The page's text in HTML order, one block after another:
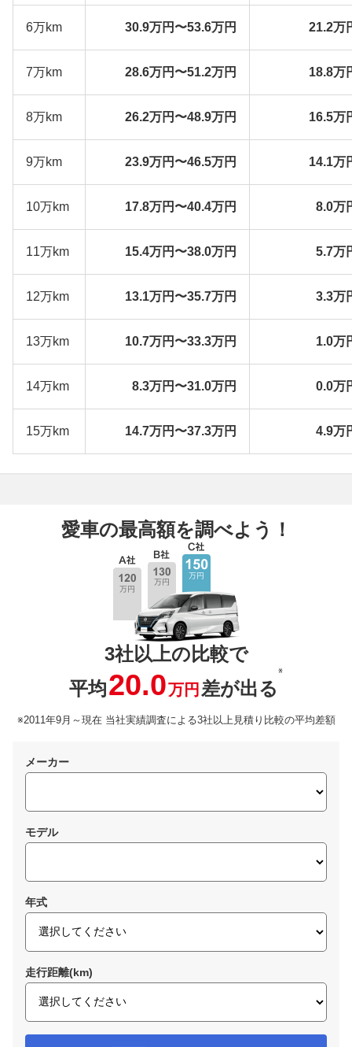
6万km 30.9万円〜53.6万円 21.2万
7万km 28.6万円〜51.2万円 18.8万
8万km 26.2万円〜48.9万円 16.5万
9万km 23.9万円〜46.5万円 14.1万
10万km 17.8万円〜40.4万円 8.0万
11万km 15.4万円〜38.0万円 5.7万
12万km 13.1万円〜35.7万円 3.3万
13万km 10.7万円〜33.3万円 1.0万
14万km 8.3万円〜31.0万円 0.0万
15万km 14.7万円〜37.3万円 4.9万
愛車の最高額を調べよう！
3社以上の比較で
平均20.0万円 差が出る
※
※2011年9月～現在 当社実績調査による3社以上見積り比較の平均差額
メーカー
モデル
年式
走行距離(km)